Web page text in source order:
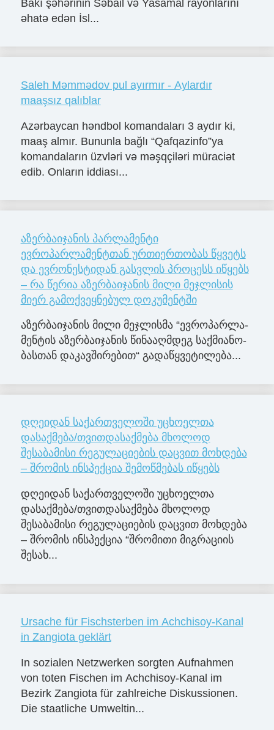
Bakı şəhərinin Səbail və Yasamal rayonlarını
əhatə edən İsl...
Saleh Məmmədov pul ayırmır - Aylardır
maaşsız qalıblar
Azərbaycan həndbol komandaları 3 aydır ki,
maaş almır. Bununla bağlı “Qafqazinfo”ya
komandaların üzvləri və məşqçiləri müraciət
edib. Onların iddiası...
აზერბაიჯანის პარლამენტი
ევროპარლამენტთან ურთიერთობას წყვეტს
და ევრონესტიდან გასვლის პროცესს იწყებს
– რა წერია აზერბაიჯანის მილი მეჯლისის
მიერ გამოქვეყნებულ დოკუმენტში
აზერ­ბა­ი­ჯა­ნის მილი მე­ჯლის­მა “ევ­რო­პარ­ლა­
მენ­ტის აზერ­ბა­ი­ჯა­ნის წი­ნა­აღ­მდეგ საქ­მი­ა­ნო­
ბას­თან და­კავ­ში­რე­ბით“ გა­და­წყვე­ტი­ლე­ბა...
დღეიდან საქართველოში უცხოელთა
დასაქმება/თვითდასაქმება მხოლოდ
შესაბამისი რეგულაციების დაცვით მოხდება
– შრომის ინსპექცია შემოწმებას იწყებს
დღეიდან საქართველოში უცხოელთა
დასაქმება/თვითდასაქმება მხოლოდ
შესაბამისი რეგულაციების დაცვით მოხდება
– შრომის ინსპექცია “შრომითი მიგრაციის
შესახ...
Ursache für Fischsterben im Achchisoy-Kanal
in Zangiota geklärt
In sozialen Netzwerken sorgten Aufnahmen
von toten Fischen im Achchisoy-Kanal im
Bezirk Zangiota für zahlreiche Diskussionen.
Die staatliche Umweltin...